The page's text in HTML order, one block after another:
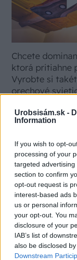
Urobsisám.sk -
Information
If you wish to opt-
processing of your
targeted
section to confirm
opt-out request is
interest-based ads
us or personal
your opt-out. You
disclosure of your
IAB’s list of
also be disclosed
Downstream
Chcete
ktorá pritiahne
Vyrobte si
orechové
5 trvaliek s
panašovanými
ktoré dodajú